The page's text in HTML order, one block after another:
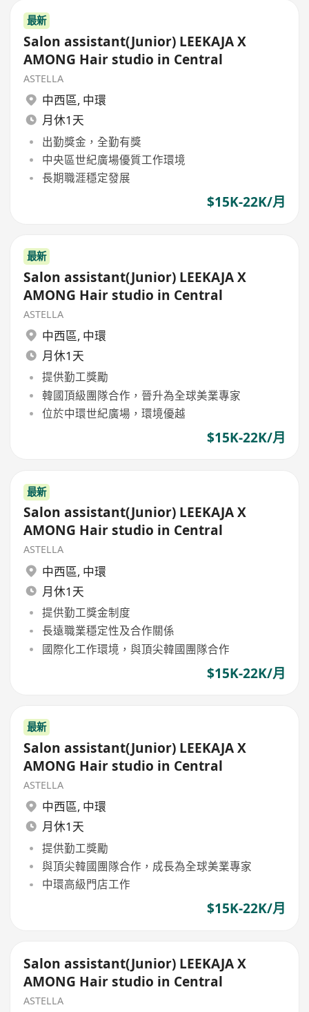
最新
Salon assistant(Junior) LEEKAJA X
AMONG Hair studio in Central
ASTELLA
中西區, 中環
月休1天
出勤獎金，全勤有獎
中央區世紀廣場優質工作環境
長期職涯穩定發展
$15K-22K/月
最新
Salon assistant(Junior) LEEKAJA X
AMONG Hair studio in Central
ASTELLA
中西區, 中環
月休1天
提供勤工獎勵
韓國頂級團隊合作，晉升為全球美業專家
位於中環世紀廣場，環境優越
$15K-22K/月
最新
Salon assistant(Junior) LEEKAJA X
AMONG Hair studio in Central
ASTELLA
中西區, 中環
月休1天
提供勤工獎金制度
長遠職業穩定性及合作關係
國際化工作環境，與頂尖韓國團隊合作
$15K-22K/月
最新
Salon assistant(Junior) LEEKAJA X
AMONG Hair studio in Central
ASTELLA
中西區, 中環
月休1天
提供勤工獎勵
與頂尖韓國團隊合作，成長為全球美業專家
中環高級門店工作
$15K-22K/月
Salon assistant(Junior) LEEKAJA X
AMONG Hair studio in Central
ASTELLA